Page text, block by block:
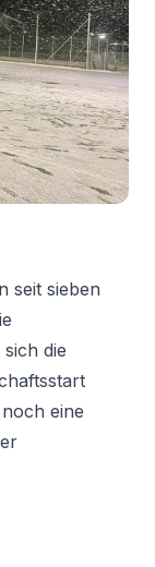
seit sieben
die
eine